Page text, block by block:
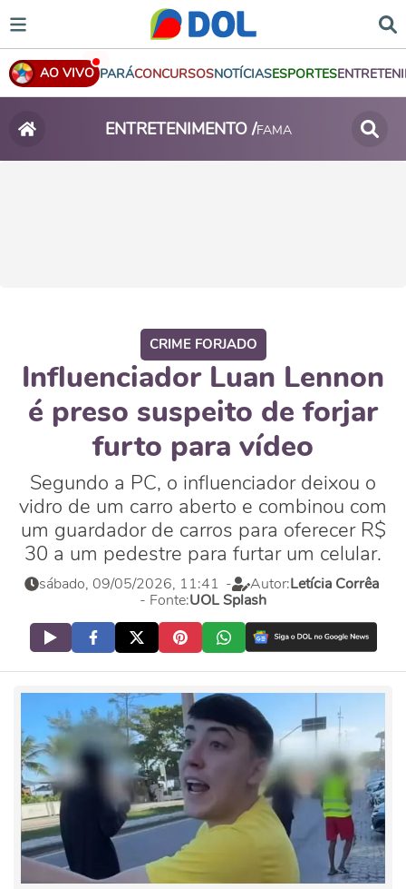
AO VIVO PARÁCONCURSOSNOTÍCIASESPORTES
ENTRETENIMENTO /FAMA
CRIME FORJADO
Influenciador Luan Lennon
é preso suspeito de forjar
furto para vídeo
Segundo a PC, o influenciador deixou o
vidro de um carro aberto e combinou com
um guardador de carros para oferecer R$
30 a um pedestre para furtar um celular.
sábado, 09/05/2026, 11:41 - Autor:Letícia Corrêa
- Fonte:UOL Splash